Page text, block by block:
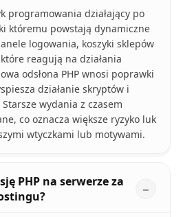
programowania działający po
któremu powstają dynamiczne
logowania, koszyki sklepów
reagują na działania
odsłona PHP wnosi poprawki
działanie skryptów i
wydania z czasem
co oznacza większe ryzyko luk
wtyczkami lub motywami.
PHP na serwerze za